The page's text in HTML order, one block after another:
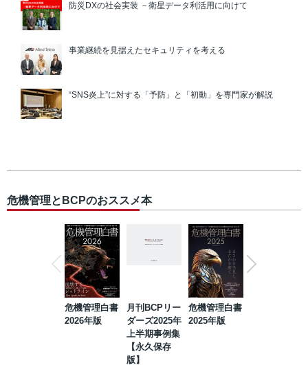
防災DXの社会実装 －衛星データ利活用に向けて
事業継続を見据えたセキュリティを考える
“SNS炎上”に対する「予防」と「初動」を専門家が解説
危機管理とBCPのおススメ本
危機管理白書
2026年版
月刊BCPリー
ダーズ2025年
上半期事例集
【永久保存
版】
危機管理白書
2025年版